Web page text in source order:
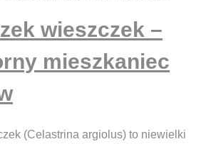
wieszczek –
mieszkaniec
(Celastrina argiolus) to niewielki